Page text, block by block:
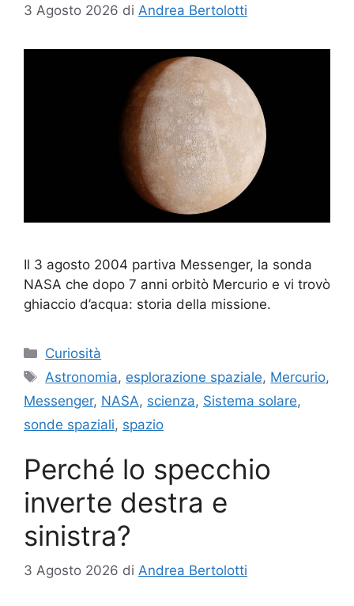
3 Agosto 2026 di Andrea Bertolotti
Il 3 agosto 2004 partiva Messenger, la sonda
NASA che dopo 7 anni orbitò Mercurio e vi trovò
ghiaccio d’acqua: storia della missione.
Categorie
Curiosità
Tag
Astronomia, esplorazione spaziale, Mercurio,
Messenger, NASA, scienza, Sistema solare,
sonde spaziali, spazio
Perché lo specchio
inverte destra e
sinistra?
3 Agosto 2026 di Andrea Bertolotti